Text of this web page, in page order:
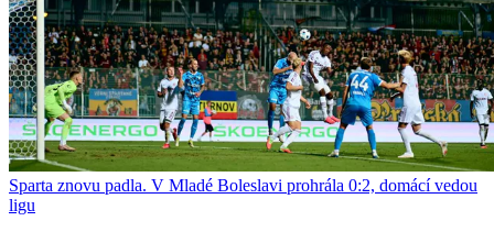
Sparta znovu padla. V Mladé Boleslavi prohrála 0:2, domácí vedou
ligu